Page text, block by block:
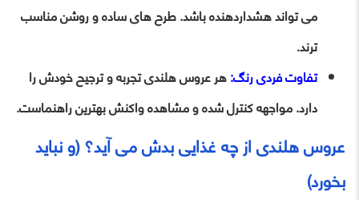
می تواند هشداردهنده باشد. طرح های ساده و روشن مناسب
ترند.
تفاوت فردی رنگ:هر عروس هلندی تجربه و ترجیح خودش را
دارد. مواجهه کنترل شده و مشاهده واکنش بهترین راهنماست.
عروس هلندی از چه غذایی بدش می آید؟ (و نباید
بخورد)